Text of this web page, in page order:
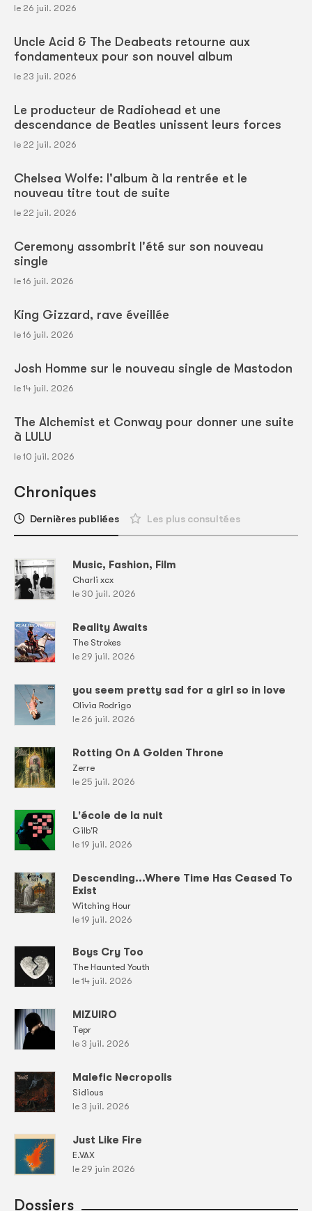
le 26 juil. 2026
Uncle Acid & The Deabeats retourne aux
fondamenteux pour son nouvel album
le 23 juil. 2026
Le producteur de Radiohead et une
descendance de Beatles unissent leurs forces
le 22 juil. 2026
Chelsea Wolfe: l'album à la rentrée et le
nouveau titre tout de suite
le 22 juil. 2026
Ceremony assombrit l'été sur son nouveau
single
le 16 juil. 2026
King Gizzard, rave éveillée
le 16 juil. 2026
Josh Homme sur le nouveau single de Mastodon
le 14 juil. 2026
The Alchemist et Conway pour donner une suite
à LULU
le 10 juil. 2026
Chroniques
Dernières publiées Les plus consultées
Music, Fashion, Film
Charli xcx
le 30 juil. 2026
Reality Awaits
The Strokes
le 29 juil. 2026
you seem pretty sad for a girl so in love
Olivia Rodrigo
le 26 juil. 2026
Rotting On A Golden Throne
Zerre
le 25 juil. 2026
L'école de la nuit
Gilb'R
le 19 juil. 2026
Descending...Where Time Has Ceased To
Exist
Witching Hour
le 19 juil. 2026
Boys Cry Too
The Haunted Youth
le 14 juil. 2026
MIZUIRO
Tepr
le 3 juil. 2026
Malefic Necropolis
Sidious
le 3 juil. 2026
Just Like Fire
E.VAX
le 29 juin 2026
Dossiers